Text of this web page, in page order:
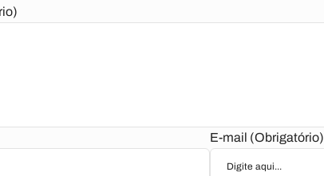
E-mail (Obrigatório)